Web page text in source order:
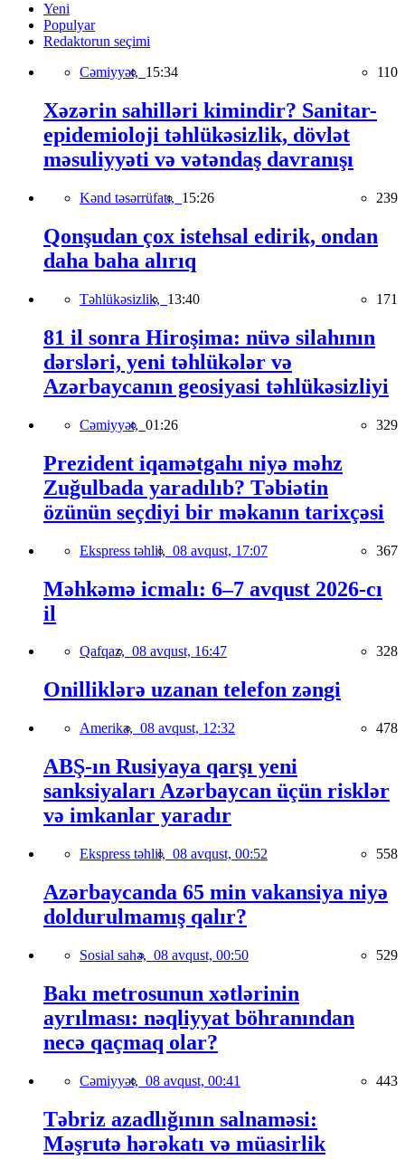
Yeni
Populyar
Redaktorun seçimi
Cəmiyyət, 15:34 110
Xəzərin sahilləri kimindir? Sanitar-
epidemioloji təhlükəsizlik, dövlət
məsuliyyəti və vətəndaş davranışı
Kənd təsərrüfatı, 15:26 239
Qonşudan çox istehsal edirik, ondan
daha baha alırıq
Təhlükəsizlik, 13:40 171
81 il sonra Hiroşima: nüvə silahının
dərsləri, yeni təhlükələr və
Azərbaycanın geosiyasi təhlükəsizliyi
Cəmiyyət, 01:26 329
Prezident iqamətgahı niyə məhz
Zuğulbada yaradılıb? Təbiətin
özünün seçdiyi bir məkanın tarixçəsi
Ekspress təhlil, 08 avqust, 17:07 367
Məhkəmə icmalı: 6–7 avqust 2026-cı
il
Qafqaz, 08 avqust, 16:47 328
Onilliklərə uzanan telefon zəngi
Amerika, 08 avqust, 12:32 478
ABŞ-ın Rusiyaya qarşı yeni
sanksiyaları Azərbaycan üçün risklər
və imkanlar yaradır
Ekspress təhlil, 08 avqust, 00:52 558
Azərbaycanda 65 min vakansiya niyə
doldurulmamış qalır?
Sosial sahə, 08 avqust, 00:50 529
Bakı metrosunun xətlərinin
ayrılması: nəqliyyat böhranından
necə qaçmaq olar?
Cəmiyyət, 08 avqust, 00:41 443
Təbriz azadlığının salnaməsi:
Məşrutə hərəkatı və müasirlik